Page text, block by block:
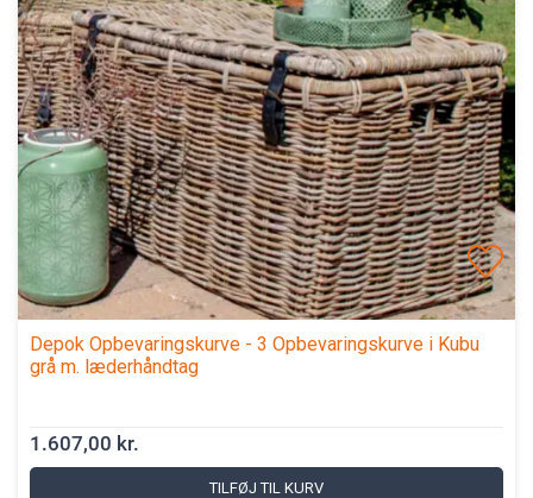
Depok Opbevaringskurve - 3 Opbevaringskurve i Kubu
grå m. læderhåndtag
1.607,00 kr.
TILFØJ TIL KURV